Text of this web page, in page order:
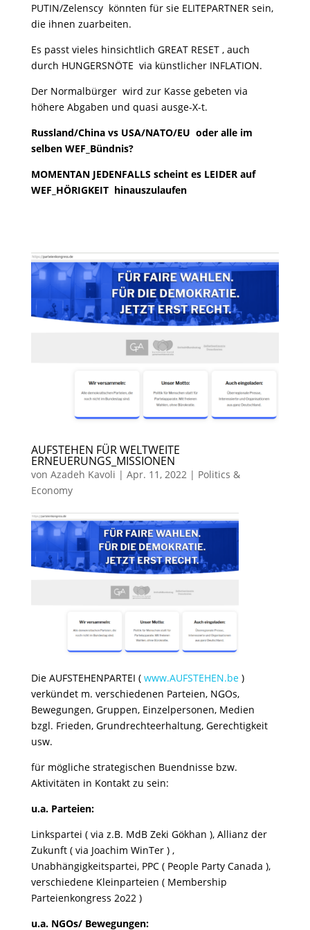
PUTIN/Zelenscy könnten für sie ELITEPARTNER sein,
die ihnen zuarbeiten.
Es passt vieles hinsichtlich GREAT RESET , auch
durch HUNGERSNÖTE via künstlicher INFLATION.
Der Normalbürger wird zur Kasse gebeten via
höhere Abgaben und quasi ausge-X-t.
Russland/China vs USA/NATO/EU oder alle im
selben WEF_Bündnis?
MOMENTAN JEDENFALLS scheint es LEIDER auf
WEF_HÖRIGKEIT hinauszulaufen
AUFSTEHEN FÜR WELTWEITE
ERNEUERUNGS_MISSIONEN
von Azadeh Kavoli | Apr. 11, 2022 | Politics &
Economy
Die AUFSTEHENPARTEI ( www.AUFSTEHEN.be)
verkündet m. verschiedenen Parteien, NGOs,
Bewegungen, Gruppen, Einzelpersonen, Medien
bzgl. Frieden, Grundrechteerhaltung, Gerechtigkeit
usw.
für mögliche strategischen Buendnisse bzw.
Aktivitäten in Kontakt zu sein:
u.a. Parteien:
Linkspartei ( via z.B. MdB Zeki Gökhan ), Allianz der
Zukunft ( via Joachim WinTer ) ,
Unabhängigkeitspartei, PPC ( People Party Canada ),
verschiedene Kleinparteien ( Membership
Parteienkongress 2o22 )
u.a. NGOs/ Bewegungen: